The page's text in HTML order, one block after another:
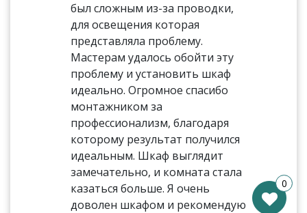
был сложным из-за проводки,
для освещения которая
представляла проблему.
Мастерам удалось обойти эту
проблему и установить шкаф
идеально. Огромное спасибо
монтажником за
профессионализм, благодаря
которому результат получился
идеальным. Шкаф выглядит
замечательно, и комната стала
казаться больше. Я очень
доволен шкафом и рекомендую
0